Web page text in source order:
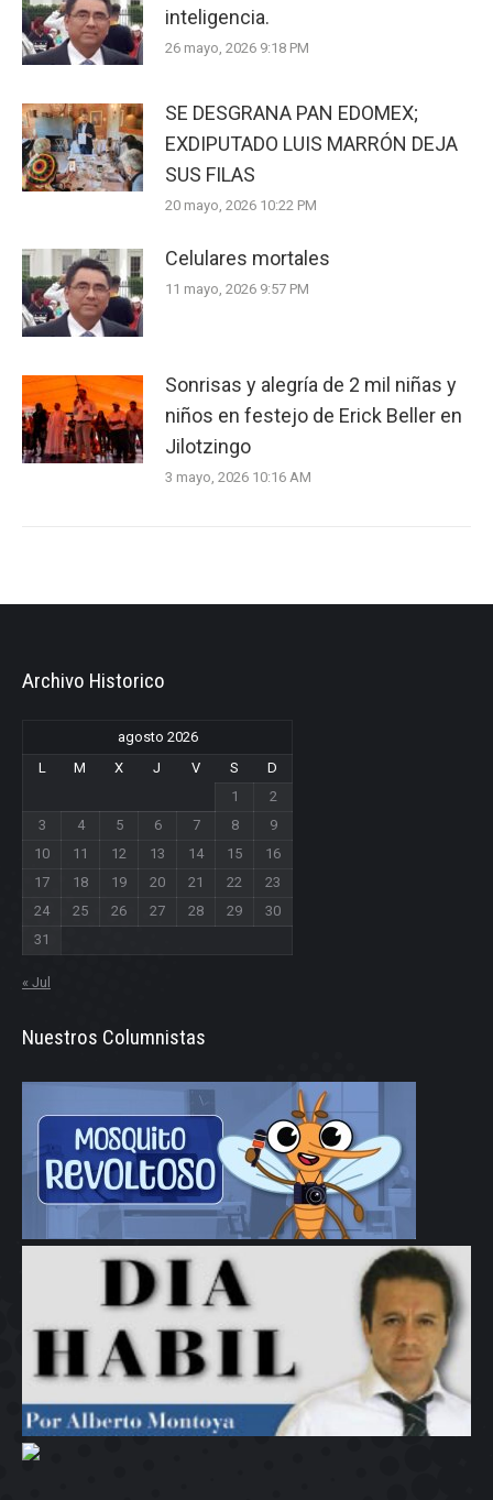
inteligencia.
26 mayo, 2026 9:18 PM
SE DESGRANA PAN EDOMEX;
EXDIPUTADO LUIS MARRÓN DEJA
SUS FILAS
20 mayo, 2026 10:22 PM
Celulares mortales
11 mayo, 2026 9:57 PM
Sonrisas y alegría de 2 mil niñas y
niños en festejo de Erick Beller en
Jilotzingo
3 mayo, 2026 10:16 AM
Archivo Historico
agosto 2026
L
M X J V S
D
1
2
3
4 5 6 7 8
9
10
11 12 13 14 15
16
17
18 19 20 21 22
23
24
25 26 27 28 29
30
31
« Jul
Nuestros Columnistas